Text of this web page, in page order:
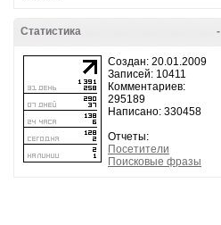
-
Статистика
Создан: 20.01.2009
Записей: 10411
Комментариев:
295189
Написано: 330458
Отчеты:
Посетители
Поисковые фразы